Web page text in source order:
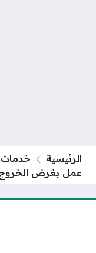
الرئيسية
عمل بغرض الخروج